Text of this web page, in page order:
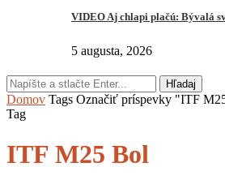
VIDEO Aj chlapi plačú: Bývalá
5 augusta, 2026
Hľadaj
Domov Tags Označiť príspevky "ITF
Tag
ITF M25 Bol